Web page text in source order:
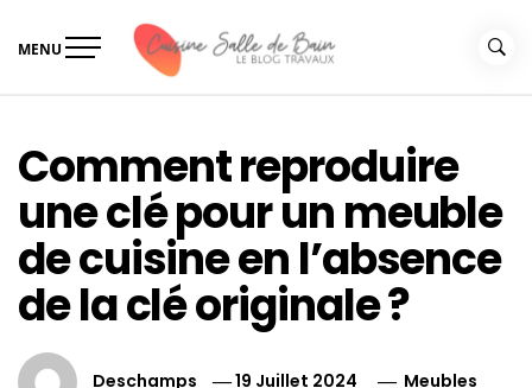
MENU
Comment reproduire
une clé pour un meuble
de cuisine en l’absence
de la clé originale ?
Deschamps 19 Juillet 2024 Meubles